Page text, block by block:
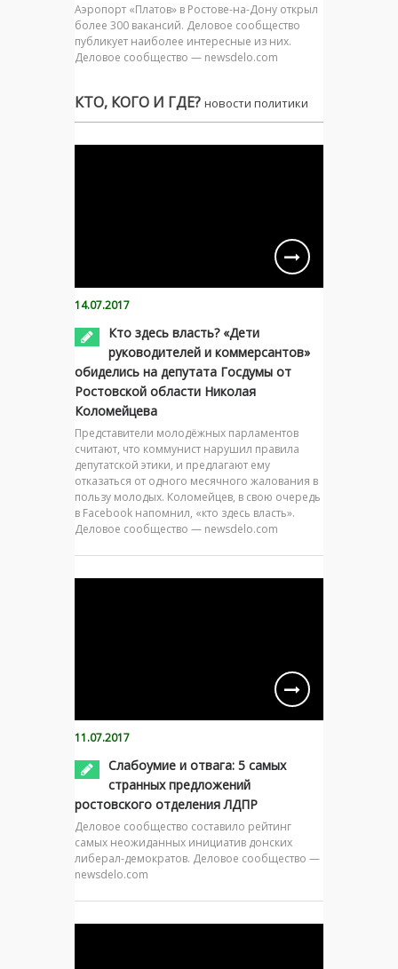
Аэропорт «Платов» в Ростове-на-Дону открыл
более 300 вакансий. Деловое сообщество
публикует наиболее интересные из них.
Деловое сообщество — newsdelo.com
КТО, КОГО И ГДЕ? новости политики
14.07.2017
Кто здесь власть? «Дети
руководителей и коммерсантов»
обиделись на депутата Госдумы от
Ростовской области Николая
Коломейцева
Представители молодёжных парламентов
считают, что коммунист нарушил правила
депутатской этики, и предлагают ему
отказаться от одного месячного жалования в
пользу молодых. Коломейцев, в свою очередь
в Facebook напомнил, «кто здесь власть».
Деловое сообщество — newsdelo.com
11.07.2017
Слабоумие и отвага: 5 самых
странных предложений
ростовского отделения ЛДПР
Деловое сообщество составило рейтинг
самых неожиданных инициатив донских
либерал-демократов. Деловое сообщество —
newsdelo.com